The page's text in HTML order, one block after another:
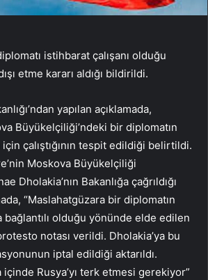
istihbarat çalışanı olduğu
etme kararı aldığı bildirildi.
yapılan açıklamada,
Büyükelçiliği’ndeki bir diplomatın
çalıştığının tespit edildiği belirtildi.
Moskova Büyükelçiliği
Dholakia’nın Bakanlığa çağrıldığı
“Maslahatgüzara bir diplomatın
bağlantılı olduğu yönünde elde edilen
notası verildi. Dholakia’ya bu
iptal edildiği aktarıldı.
Rusya’yı terk etmesi gerekiyor”